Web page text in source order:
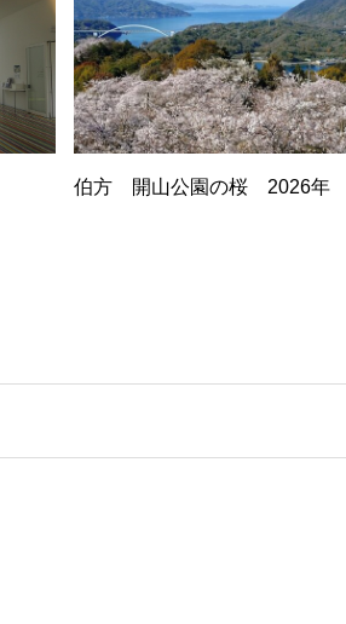
伯方 開山公園の桜 2026年